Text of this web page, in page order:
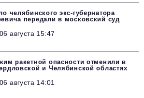
челябинского экс-губернатора
передали в московский суд
06 августа 15:47
ракетной опасности отменили в
и Челябинской областях
06 августа 14:01